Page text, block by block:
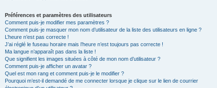
Préférences et paramètres des utilisateurs
Comment puis-je modifier mes paramètres ?
Comment puis-je masquer mon nom d’utilisateur de la liste des utilisateurs en ligne ?
L’heure n’est pas correcte !
J’ai réglé le fuseau horaire mais l’heure n’est toujours pas correcte !
Ma langue n’apparaît pas dans la liste !
Que signifient les images situées à côté de mon nom d’utilisateur ?
Comment puis-je afficher un avatar ?
Quel est mon rang et comment puis-je le modifier ?
Pourquoi m’est-il demandé de me connecter lorsque je clique sur le lien de courrier